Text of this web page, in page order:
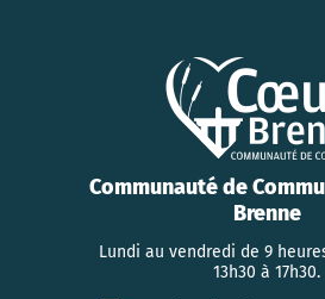
Communauté de
Brenne
Lundi au vendredi de 9
13h30 à 17h30.